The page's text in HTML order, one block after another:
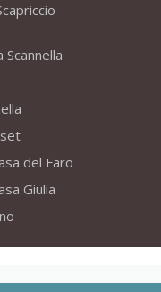
del Faro
Giulia